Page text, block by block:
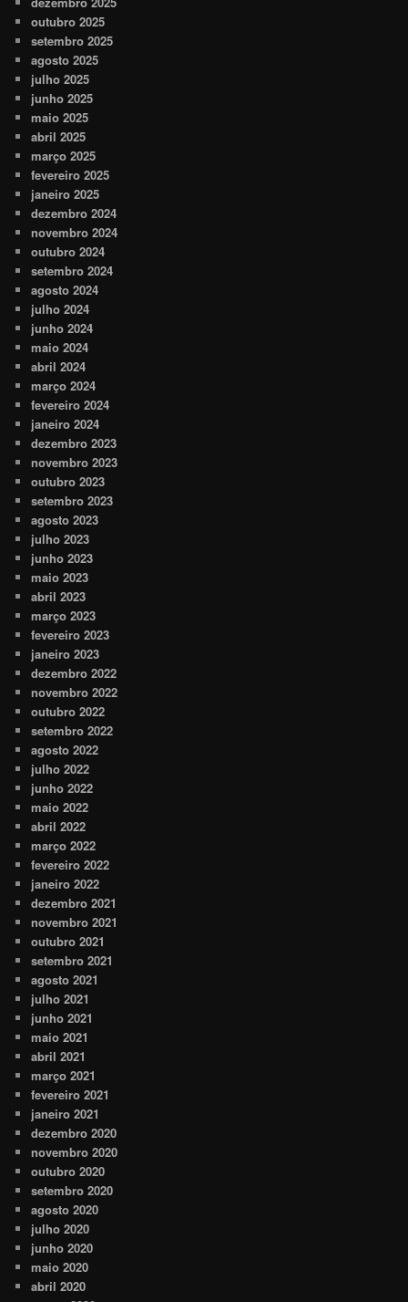
outubro 2025
setembro 2025
agosto 2025
julho 2025
junho 2025
maio 2025
abril 2025
março 2025
fevereiro 2025
janeiro 2025
dezembro 2024
novembro 2024
outubro 2024
setembro 2024
agosto 2024
julho 2024
junho 2024
maio 2024
abril 2024
março 2024
fevereiro 2024
janeiro 2024
dezembro 2023
novembro 2023
outubro 2023
setembro 2023
agosto 2023
julho 2023
junho 2023
maio 2023
abril 2023
março 2023
fevereiro 2023
janeiro 2023
dezembro 2022
novembro 2022
outubro 2022
setembro 2022
agosto 2022
julho 2022
junho 2022
maio 2022
abril 2022
março 2022
fevereiro 2022
janeiro 2022
dezembro 2021
novembro 2021
outubro 2021
setembro 2021
agosto 2021
julho 2021
junho 2021
maio 2021
abril 2021
março 2021
fevereiro 2021
janeiro 2021
dezembro 2020
novembro 2020
outubro 2020
setembro 2020
agosto 2020
julho 2020
junho 2020
maio 2020
abril 2020